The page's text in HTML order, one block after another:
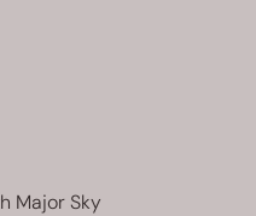
Major Sky